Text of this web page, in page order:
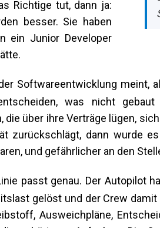
Richtige tut, dann ja:
besser. Sie haben
ein Junior Developer
Softwareentwicklung meint,
was nicht
über ihre Verträge lügen,
zurückschlägt, dann wurde
und gefährlicher an den
passt genau. Der Autopilot
gelöst und der Crew
Ausweichpläne,